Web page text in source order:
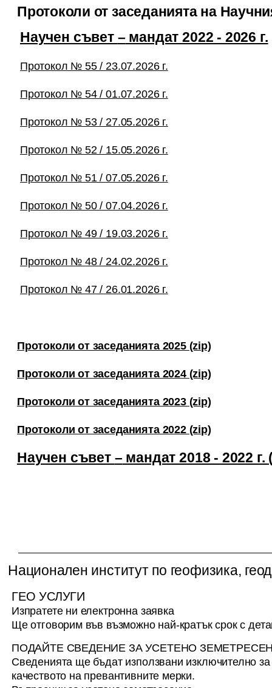
Протоколи от заседанията на
Научен съвет – мандат 2022 - 2026 г.
Протокол № 55 / 23.07.2026 г.
Протокол № 54 / 01.07.2026 г.
Протокол № 53 / 27.05.2026 г.
Протокол № 52 / 15.05.2026 г.
Протокол № 51 / 07.05.2026 г.
Протокол № 50 / 07.04.2026 г.
Протокол № 49 / 19.03.2026 г.
Протокол № 48 / 24.02.2026 г.
Протокол № 47 / 26.01.2026 г.
Протоколи от заседанията 2025 (zip)
Протоколи от заседанията 2024 (zip)
Протоколи от заседанията 2023 (zip)
Протоколи от заседанията 2022 (zip)
Научен съвет – мандат 2018 - 2022 г.
Национален институт по геофизика,
ГЕО УСЛУГИ
Изпратете ни електронна заявка
Ще отговорим във възможно най-кратък срок с
ПОДАЙТЕ СВЕДЕНИЕ ЗА УСЕТЕНО
Сведенията ще бъдат използвани изключително
качеството на превантивните мерки.